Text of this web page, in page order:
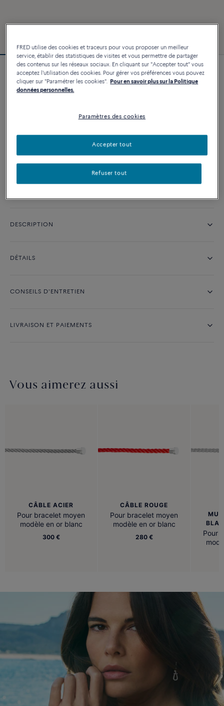
Bracelet Force 10
4 540 €
AJOUTER AU PANIER
Contactez-nous pour toute question sur les tailles
Disponibilité en boutique
DESCRIPTION
DÉTAILS
CONSEILS D'ENTRETIEN
LIVRAISON ET PAIEMENTS
Vous aimerez aussi
CÂBLE ACIER
Pour bracelet moyen
modèle en or blanc
300 €
CÂBLE ROUGE
Pour bracelet moyen
modèle en or blanc
280 €
Pour
FRED utilise des cookies et traceurs pour vous proposer un meilleur
service, établir des statistiques de visites et vous permettre de partager
des contenus sur les réseaux sociaux. En cliquant sur "Accepter tout" vous
acceptez l'utilisation des cookies. Pour gérer vos préférences vous pouvez
cliquer sur "Paramétrer les cookies". Pour en savoir plus sur la Politique
données personnelles.
Paramètres des cookies
Refuser tout
Accepter tout